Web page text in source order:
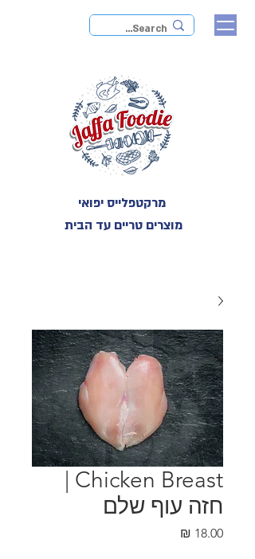
מוצרים טריים עד הבית
Chicken Breast |
חזה עוף שלם